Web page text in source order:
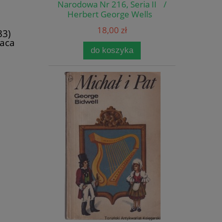
Narodowa Nr 216, Seria II /
Herbert George Wells
18,00 zł
do koszyka